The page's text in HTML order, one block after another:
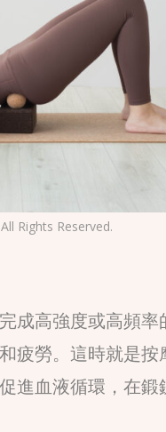
Rights Reserved.
成高強度或高頻
疲勞。這時就是按
進血液循環，在